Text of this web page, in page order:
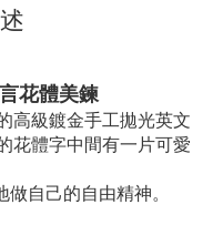
花體美鍊
高級鍍金手工拋光英文
花體字中間有一片可愛
自己的自由精神。